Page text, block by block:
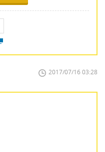
2017/07/16 03:28